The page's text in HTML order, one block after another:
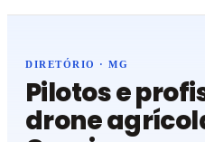
DIRETÓRIO · MG
Pilotos e
drone